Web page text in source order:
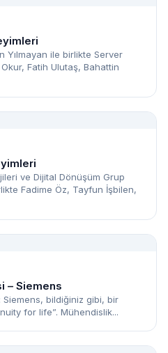
Yılmayan ile birlikte Server
Fatih Ulutaş, Bahattin
ve Dijital Dönüşüm Grup
Fadime Öz, Tayfun İşbilen,
– Siemens
Siemens, bildiğiniz gibi, bir
for life”. Mühendislik...